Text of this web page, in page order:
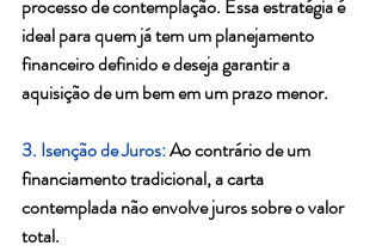
processo de contemplação. Essa estratégia é
ideal para quem já tem um planejamento
financeiro definido e deseja garantir a
aquisição de um bem em um prazo menor.
3. Isenção de Juros: Ao contrário de um
financiamento tradicional, a carta
contemplada não envolve juros sobre o valor
total.